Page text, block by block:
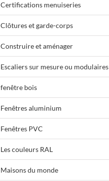
Certifications menuiseries
Clôtures et garde-corps
Construire et aménager
Escaliers sur mesure ou modulaires
fenêtre bois
Fenêtres aluminium
Fenêtres PVC
Les couleurs RAL
Maisons du monde